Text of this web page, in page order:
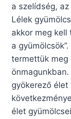
a szelídség,
Lélek
akkor meg kell
a
termettük meg
gyökerező
élet